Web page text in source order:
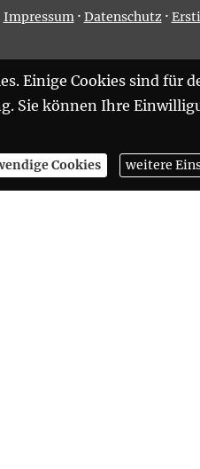
Impressum · Datenschutz·
Einige Cookies sind
Sie können Ihre
Cookies weitere